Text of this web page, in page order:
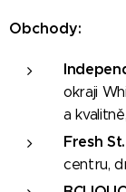
Obchody:
okraji
a
Fresh
centru,